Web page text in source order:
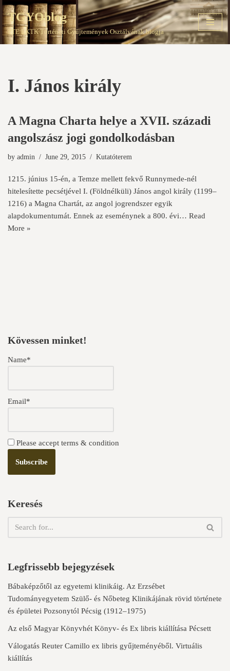
Skip
to
TGYOblog
PTE EKTK Történeti Gyűjtemények Osztályának blogja
I. János király
A Magna Charta helye a XVII. századi
angolszász jogi gondolkodásban
by admin June 29, 2015 Kutatóterem
1215. június 15-én, a Temze mellett fekvő Runnymede-nél
hitelesítette pecsétjével I. (Földnélküli) János angol király (1199–
1216) a Magna Chartát, az angol jogrendszer egyik
alapdokumentumát. Ennek az eseménynek a 800. évi… Read
More »
Kövessen minket!
Name*
Email*
Please accept terms & condition
Keresés
Legfrissebb bejegyzések
Bábaképzőtől az egyetemi klinikáig. Az Erzsébet
Tudományegyetem Szülő- és Nőbeteg Klinikájának rövid története
és épületei Pozsonytól Pécsig (1912–1975)
Az első Magyar Könyvhét Könyv- és Ex libris kiállítása Pécsett
Válogatás Reuter Camillo ex libris gyűjteményéből. Virtuális
kiállítás